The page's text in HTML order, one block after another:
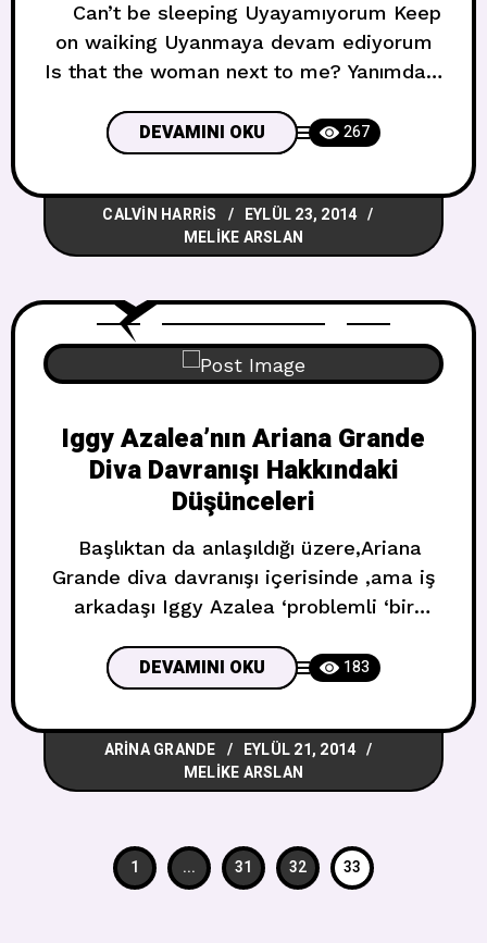
Can’t be sleeping Uyayamıyorum Keep
on waiking Uyanmaya devam ediyorum
Is that the woman next to me? Yanımdaki
yanıyor Inside I’m hurting İçimi açıtıyor
This ain’t a feeling I can keep Bu
koruyabildiğim bir duygu değil So blame
on the night (Chorus-Nakarat) Bu yüzden
geceyi
DEVAMINI OKU 267
CALVIN HARRIS
EYLÜL 23, 2014
MELIKE ARSLAN
Iggy Azalea’nın Ariana Grande
Diva Davranışı Hakkındaki
Düşünceleri
Başlıktan da anlaşıldığı üzere,Ariana
Grande diva davranışı içerisinde ,ama iş
arkadaşı Iggy Azalea ‘problemli ‘bir
repçi Cumartesi gecesi iheart Radio
Müzik Festivali’nin sahne arkasında
‘O bence çok hoştu’ dedi.’O tatlı,kurnaz
bir kız.’O bir maytap,belki yanlış
anlaşılabilir ama bence O çok ,çok iyi
dedikodular 21 yaşındaki Grande’nin
gerçekten
DEVAMINI OKU 183
ARINA GRANDE
EYLÜL 21, 2014
MELIKE ARSLAN
1 ... 31 32 33